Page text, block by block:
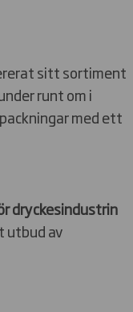
sitt sortiment
runt om i
med ett
dryckesindustrin
utbud av